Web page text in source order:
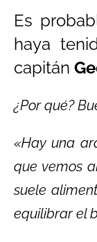
Es
haya
capitán
¿Por qué?
«Hay una
que vemos
suele
equilibrar el